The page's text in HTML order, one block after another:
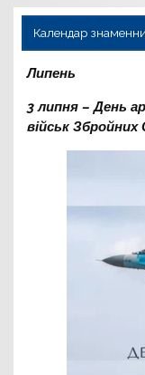
Календар
Липень
3 липня – День
військ Збройних